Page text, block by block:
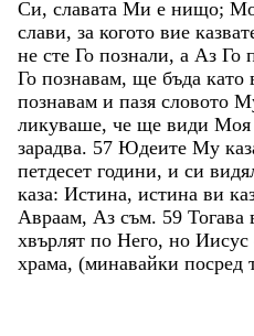
Си, славата Ми е нищо;
слави, за когото вие
не сте Го познали, а Аз Го
Го познавам, ще бъда като
познавам и пазя словото
ликуваше, че ще види Моя
зарадва. 57 Юдеите Му
петдесет години, и си
каза: Истина, истина ви
Авраам, Аз съм. 59 Тогава
хвърлят по Него, но Иисус
храма, (минавайки посред